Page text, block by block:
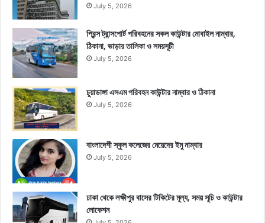
July 5, 2026
প্রিন্স ট্রান্সপোর্ট পরিবহনের সকল কাউন্টার মোবাইল নাম্বার,
ঠিকানা, ভাড়ার তালিকা ও সময়সূচী
July 5, 2026
চুয়াডাঙ্গা এসএম পরিবহন কাউন্টার নাম্বার ও ঠিকানা
July 5, 2026
বাংলাদেশী স্কুল কলেজের মেয়েদের ইমু নাম্বার
July 5, 2026
ঢাকা থেকে লক্ষীপুর বাসের টিকিটের মূল্য, সময় সূচি ও কাউন্টার
লোকেশন